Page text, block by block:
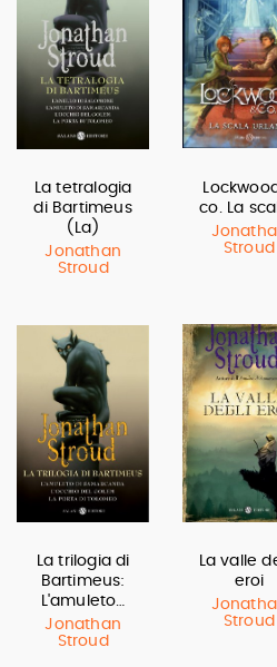
La tetralogia
di Bartimeus
(La)
Jonathan
Stroud
co. La
Stroud
La trilogia di
Bartimeus:
L'amuleto…
Jonathan
Stroud
La valle
eroi
Stroud